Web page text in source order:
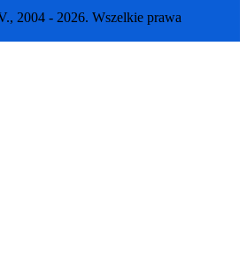
2004 - 2026. Wszelkie prawa